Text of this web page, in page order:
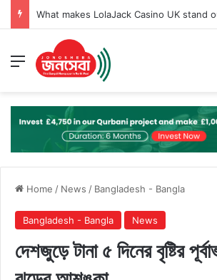
Menu
Home / News / Bangladesh - Bangla
Bangladesh - Bangla News
দেশজুড়ে টানা ৫ দিনের বৃষ্টির